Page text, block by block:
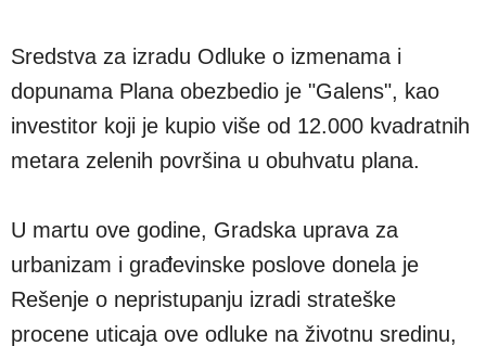
Sredstva za izradu Odluke o izmenama i
dopunama Plana obezbedio je "Galens", kao
investitor koji je kupio više od 12.000 kvadratnih
metara zelenih površina u obuhvatu plana.
U martu ove godine, Gradska uprava za
urbanizam i građevinske poslove donela je
Rešenje o nepristupanju izradi strateške
procene uticaja ove odluke na životnu sredinu,